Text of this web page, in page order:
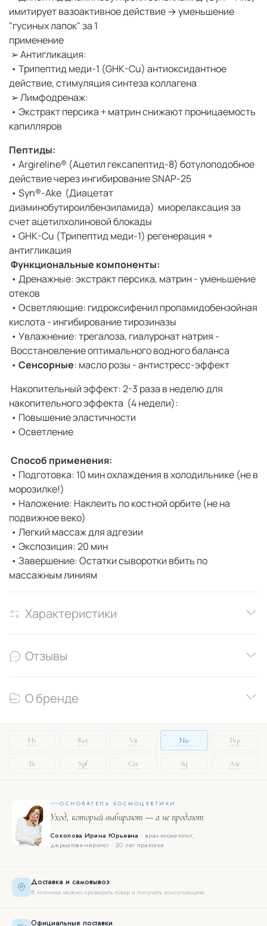
имитирует вазоактивное действие → уменьшение
"гусиных лапок" за 1
применение
➢ Антигликация:
• Трипептид меди-1 (GHK-Cu) антиоксидантное
действие, стимуляция синтеза коллагена
➢ Лимфодренаж:
• Экстракт персика + матрин снижают проницаемость
капилляров
Пептиды:
• Argireline® (Ацетил гексапептид-8) ботулоподобное
действие через ингибирование SNAP-25
• Syn®-Ake (Диацетат
диаминобутироилбензиламида) миорелаксация за
счет ацетилхолиновой блокады
• GHK-Cu (Трипептид меди-1) регенерация +
антигликация
Функциональные компоненты:
• Дренажные: экстракт персика, матрин - уменьшение
отеков
• Осветляющие: гидроксифенил пропамидобензойная
кислота - ингибирование тирозиназы
• Увлажнение: трегалоза, гиалуронат натрия -
Восстановление оптимального водного баланса
• Сенсорные: масло розы - антистресс-эффект
Накопительный эффект: 2-3 раза в неделю для
накопительного эффекта (4 недели):
• Повышение эластичности
• Осветление
Способ применения:
• Подготовка: 10 мин охлаждения в холодильнике (не в
морозилке!)
• Наложение: Наклеить по костной орбите (не на
подвижное веко)
• Легкий массаж для адгезии
• Экспозиция: 20 мин
• Завершение: Остатки сыворотки вбить по
массажным линиям
Характеристики
Отзывы
О бренде
14
Hy
Hyaluronic
Ret
Retinol
Vit
Vitamin C
08
Nia
Niacinamide
Pep
Peptides
Ex
Exosomes
Spf
SPF Filter
Cer
Ceramides
46
Sq
Squalane
Aze
Azelaic Ac.
ОСНОВАТЕЛЬ КОСМОЦЕВТИКИ
Уход, который выбирают — а не продают
Соколова Ирина Юрьевна · врач-косметолог,
дерматовенеролог · 20 лет практики
Доставка и самовывоз
В клинике можно проверить товар и получить консультацию
Официальные поставки